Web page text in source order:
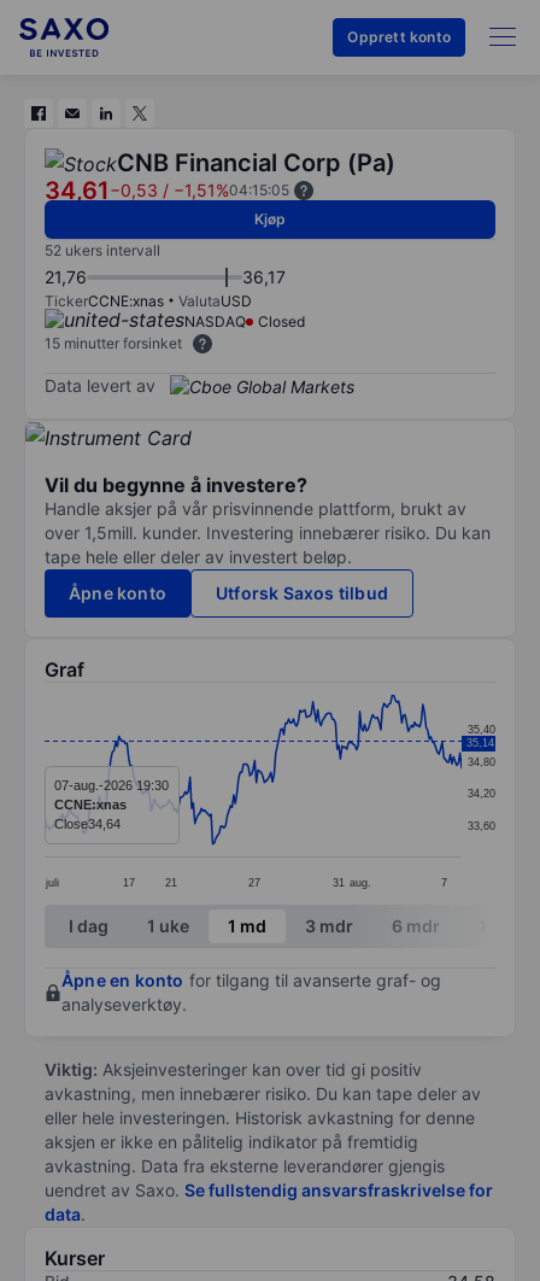
Opprett konto
CNB Financial Corp (Pa)
34,61−0,53 / −1,51%04:15:05
Kjøp
52 ukers intervall
21,76 36,17
TickerCCNE:xnas ValutaUSD
NASDAQ
Closed
15 minutter forsinket
Data levert av
Vil du begynne å investere?
Handle aksjer på vår prisvinnende plattform, brukt av
over 1,5mill. kunder. Investering innebærer risiko. Du kan
tape hele eller deler av investert beløp.
Åpne konto
Utforsk Saxos tilbud
Graf
Line chart with 259 data points.
The chart has 1 X axis displaying categories.
The chart has 1 Y axis displaying values. Data
juli 17 21 27 31 aug. 7
33,60
34,20
34,80
35,40
35,14
07-aug.-2026 19:30
CCNE:xnas
Close34,64
End of interactive chart.
I dag 1 uke 1 md 3 mdr 6 mdr
Åpne en konto for tilgang til avanserte graf- og
analyseverktøy.
Viktig: Aksjeinvesteringer kan over tid gi positiv
avkastning, men innebærer risiko. Du kan tape deler av
eller hele investeringen. Historisk avkastning for denne
aksjen er ikke en pålitelig indikator på fremtidig
avkastning. Data fra eksterne leverandører gjengis
uendret av Saxo. Se fullstendig ansvarsfraskrivelse for
data.
Kurser